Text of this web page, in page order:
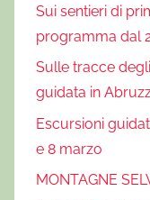
Sui sentieri di
programma dal
Sulle tracce
guidata in
Escursioni
e 8 marzo
MONTAGNE